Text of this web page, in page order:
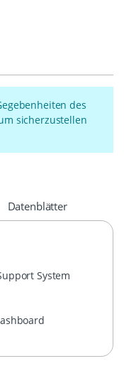
des
sicherzustellen
Datenblätter
System